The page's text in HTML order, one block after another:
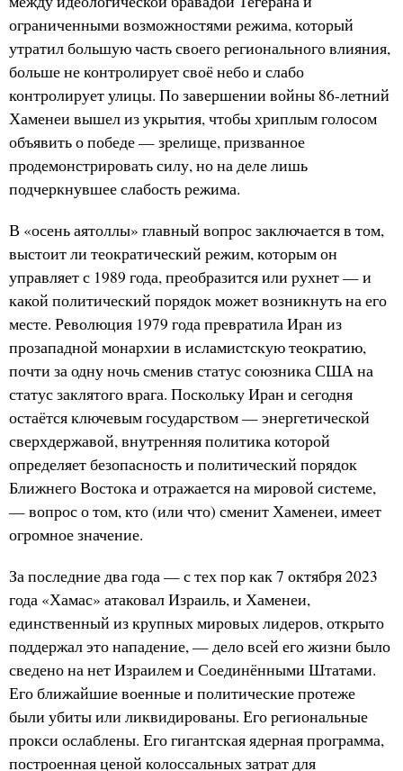
ограниченными возможностями режима, который
утратил большую часть своего регионального влияния,
больше не контролирует своё небо и слабо
контролирует улицы. По завершении войны 86-летний
Хаменеи вышел из укрытия, чтобы хриплым голосом
объявить о победе — зрелище, призванное
продемонстрировать силу, но на деле лишь
подчеркнувшее слабость режима.
В «осень аятоллы» главный вопрос заключается в том,
выстоит ли теократический режим, которым он
управляет с 1989 года, преобразится или рухнет — и
какой политический порядок может возникнуть на его
месте. Революция 1979 года превратила Иран из
прозападной монархии в исламистскую теократию,
почти за одну ночь сменив статус союзника США на
статус заклятого врага. Поскольку Иран и сегодня
остаётся ключевым государством — энергетической
сверхдержавой, внутренняя политика которой
определяет безопасность и политический порядок
Ближнего Востока и отражается на мировой системе,
— вопрос о том, кто (или что) сменит Хаменеи, имеет
огромное значение.
За последние два года — с тех пор как 7 октября 2023
года «Хамас» атаковал Израиль, и Хаменеи,
единственный из крупных мировых лидеров, открыто
поддержал это нападение, — дело всей его жизни было
сведено на нет Израилем и Соединёнными Штатами.
Его ближайшие военные и политические протеже
были убиты или ликвидированы. Его региональные
прокси ослаблены. Его гигантская ядерная программа,
построенная ценой колоссальных затрат для